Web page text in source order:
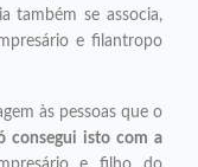
também se associa,
e filantropo
às pessoas que o
consegui isto com a